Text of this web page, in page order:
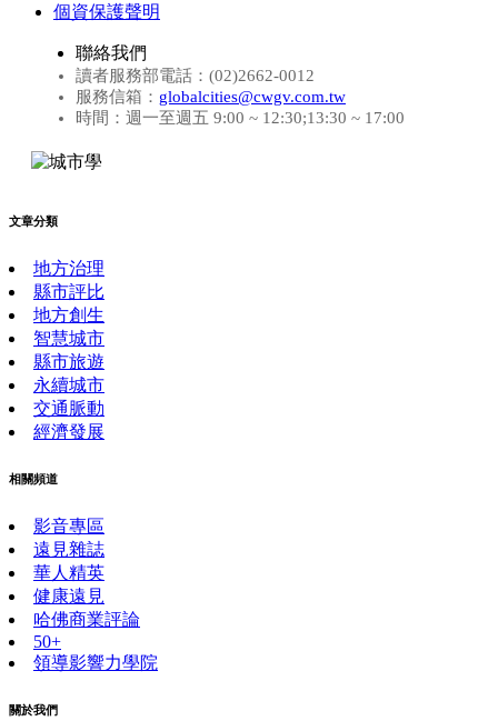
個資保護聲明
聯絡我們
讀者服務部電話：(02)2662-0012
服務信箱： globalcities@cwgv.com.tw
時間：週一至週五 9:00 ~ 12:30;13:30 ~ 17:00
文章分類
地方治理
縣市評比
地方創生
智慧城市
縣市旅遊
永續城市
交通脈動
經濟發展
相關頻道
影音專區
遠見雜誌
華人精英
健康遠見
哈佛商業評論
50+
領導影響力學院
關於我們